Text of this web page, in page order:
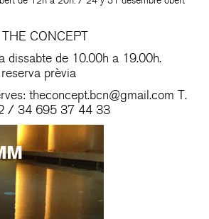
CONCEPT
dissabte de 10.00h a 19.00h.
prèvia
theconcept.bcn@gmail.com T.
/ 34 695 37 44 33